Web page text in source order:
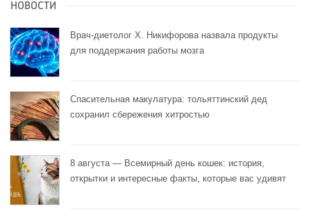
НОВОСТИ
Врач-диетолог Х. Никифорова назвала продукты
для поддержания работы мозга
Спасительная макулатура: тольяттинский дед
сохранил сбережения хитростью
8 августа — Всемирный день кошек: история,
открытки и интересные факты, которые вас удивят